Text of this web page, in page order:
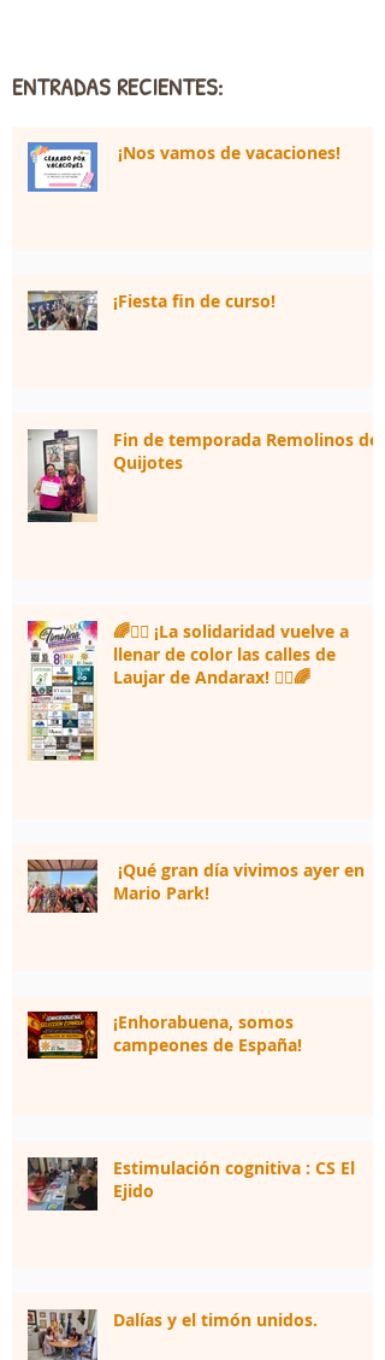
ENTRADAS RECIENTES:
¡Nos vamos de vacaciones!
¡Fiesta fin de curso!
Fin de temporada Remolinos de
Quijotes
🌈🏃‍♀️ ¡La solidaridad vuelve a
llenar de color las calles de
Laujar de Andarax! 🏃‍♂️🌈
¡Qué gran día vivimos ayer en
Mario Park!
¡Enhorabuena, somos
campeones de España!
Estimulación cognitiva : CS El
Ejido
Dalías y el timón unidos.